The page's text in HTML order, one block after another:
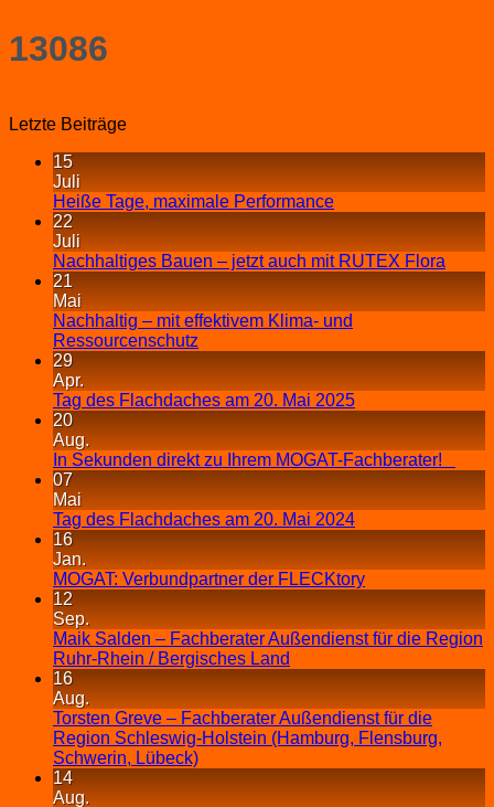
13086
Letzte Beiträge
15
Juli
Heiße Tage, maximale Performance
22
Juli
Nachhaltiges Bauen – jetzt auch mit RUTEX Flora
21
Mai
Nachhaltig – mit effektivem Klima- und
Ressourcenschutz
29
Apr.
Tag des Flachdaches am 20. Mai 2025
20
Aug.
In Sekunden direkt zu Ihrem MOGAT-Fachberater!
07
Mai
Tag des Flachdaches am 20. Mai 2024
16
Jan.
MOGAT: Verbundpartner der FLECKtory
12
Sep.
Maik Salden – Fachberater Außendienst für die Region
Ruhr-Rhein / Bergisches Land
16
Aug.
Torsten Greve – Fachberater Außendienst für die
Region Schleswig-Holstein (Hamburg, Flensburg,
Schwerin, Lübeck)
14
Aug.